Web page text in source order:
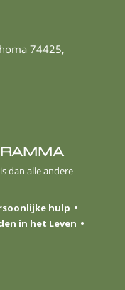
74425,
dan alle andere
hulp
in het Leven